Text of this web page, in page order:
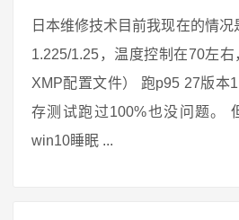
日本维修技术目前我现在的情
1.225/1.25，温度控制在70左
XMP配置文件） 跑p95 27版本
存测试跑过100%也没问题。
win10睡眠 ...